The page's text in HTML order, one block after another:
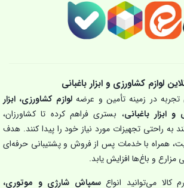
لوازم کشاورزی و ابزار باغبانی
تجربه در زمینه تأمین و عرضهلوازم کشاورزی، ابزار
و ابزار باغبانی، بستری فراهم کرده تا کشاورزان،
به راحتی تجهیزات مورد نیاز خود را پیدا کنند. هدف
همراه با خدمات پس از فروش و پشتیبانی حرفه‌ای
و باغ‌ها افزایش یابد.
کالا می‌توانید انواعسمپاش شارژی و موتوری،